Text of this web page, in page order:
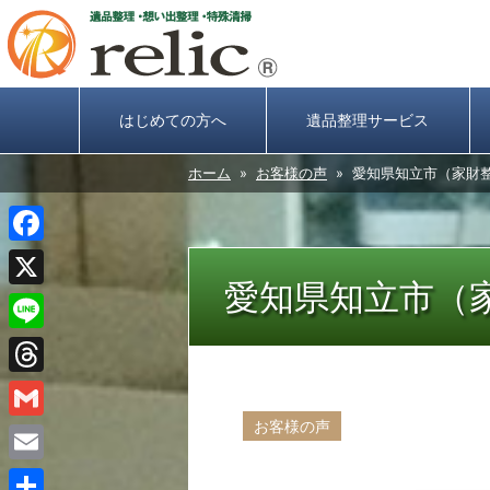
はじめての方へ 遺品整理サービス
ホーム » お客様の声 » 愛知県知立市（家財
愛知県知立市（
お客様の声
Facebook
X
Line
Threads
Gmail
Email